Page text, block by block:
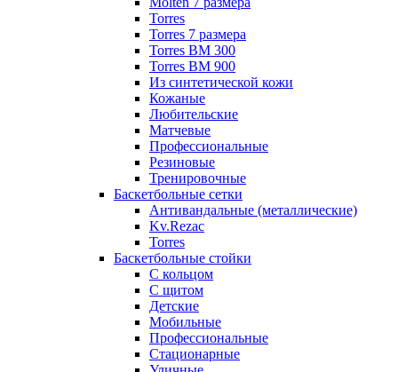
Torres
Torres 7 размера
Torres BM 300
Torres BM 900
Из синтетической кожи
Кожаные
Любительские
Матчевые
Профессиональные
Резиновые
Тренировочные
Баскетбольные сетки
Антивандальные (металлические)
Kv.Rezac
Torres
Баскетбольные стойки
С кольцом
С щитом
Детские
Мобильные
Профессиональные
Стационарные